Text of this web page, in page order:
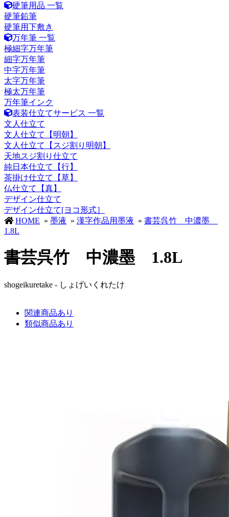
硬筆用品 一覧
硬筆鉛筆
硬筆用下敷き
万年筆 一覧
極細字万年筆
細字万年筆
中字万年筆
太字万年筆
極太万年筆
万年筆インク
表装仕立てサービス 一覧
文人仕立て
文人仕立て【明朝】
文人仕立て【スジ割り明朝】
天地スジ割り仕立て
純日本仕立て【行】
茶掛け仕立て【草】
仏仕立て【真】
デザイン仕立て
デザイン仕立て[ヨコ形式］
HOME » 墨液 » 漢字作品用墨液 » 書芸呉竹 中濃墨
1.8L
書芸呉竹 中濃墨 1.8L
shogeikuretake - しょげいくれたけ
関連商品あり
類似商品あり